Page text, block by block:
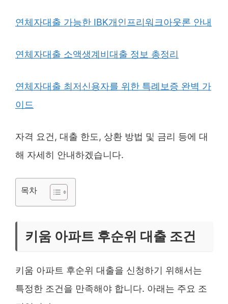
연체자대출 가능한 IBK개인프리워크아웃론 안내
연체자대출 소액생계비대출 정보 총정리
연체자대출 최저신용자를 위한 특례보증 완벽 가
이드
자격 요건, 대출 한도, 상환 방법 및 금리 등에 대
해 자세히 안내하겠습니다.
목차
키움 아파트 후순위 대출 조건
키움 아파트 후순위 대출을 신청하기 위해서는
특정한 조건을 만족해야 합니다. 아래는 주요 조